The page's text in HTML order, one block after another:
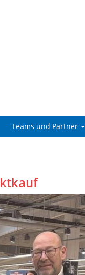
Teams und Partner